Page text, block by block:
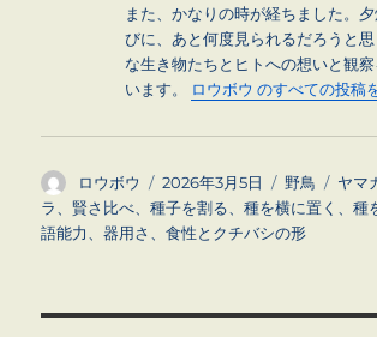
また、かなりの時が経ちました。
びに、あと何度見られるだろうと
な生き物たちとヒトへの想いと観
います。 ロウボウ のすべての投稿
投
稿
者
ロウボウ
投
稿
日:
2026年3月5日
カ
テ
ゴ
野鳥
タ
ヤマ
ラ、賢さ比べ、種子を割る、種を横に置く、種
語能力、器用さ、食性とクチバシの形